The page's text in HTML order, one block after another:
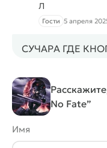
Л
Гости 5 апреля
СУЧАРА ГДЕ
No Fate”
Имя